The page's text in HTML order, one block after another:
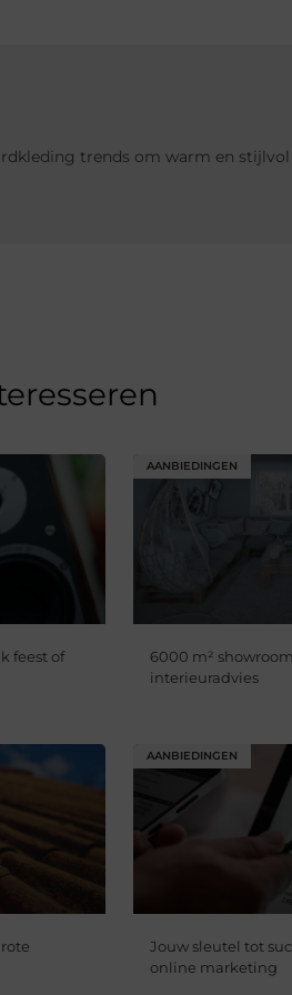
trends om warm en
feest of
AANBIEDINGEN
6000 m²
interieuradvies
AANBIEDINGEN
Jouw sleutel tot
online marketing